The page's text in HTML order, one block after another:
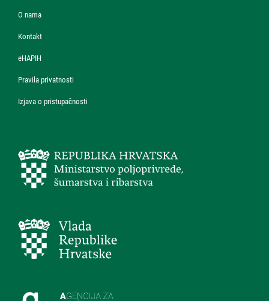
O nama
Kontakt
eHAPIH
Pravila privatnosti
Izjava o pristupačnosti